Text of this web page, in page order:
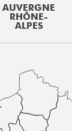
AUVERGNE
RHÔNE-
ALPES